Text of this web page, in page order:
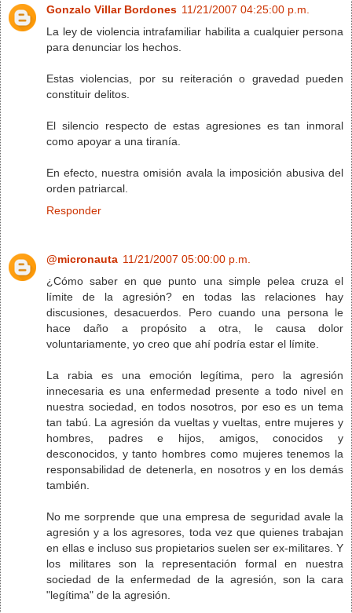
Gonzalo Villar Bordones 11/21/2007 04:25:00 p.m.
La ley de violencia intrafamiliar habilita a cualquier persona
para denunciar los hechos.
Estas violencias, por su reiteración o gravedad pueden
constituir delitos.
El silencio respecto de estas agresiones es tan inmoral
como apoyar a una tiranía.
En efecto, nuestra omisión avala la imposición abusiva del
orden patriarcal.
Responder
@micronauta 11/21/2007 05:00:00 p.m.
¿Cómo saber en que punto una simple pelea cruza el
límite de la agresión? en todas las relaciones hay
discusiones, desacuerdos. Pero cuando una persona le
hace daño a propósito a otra, le causa dolor
voluntariamente, yo creo que ahí podría estar el límite.
La rabia es una emoción legítima, pero la agresión
innecesaria es una enfermedad presente a todo nivel en
nuestra sociedad, en todos nosotros, por eso es un tema
tan tabú. La agresión da vueltas y vueltas, entre mujeres y
hombres, padres e hijos, amigos, conocidos y
desconocidos, y tanto hombres como mujeres tenemos la
responsabilidad de detenerla, en nosotros y en los demás
también.
No me sorprende que una empresa de seguridad avale la
agresión y a los agresores, toda vez que quienes trabajan
en ellas e incluso sus propietarios suelen ser ex-militares. Y
los militares son la representación formal en nuestra
sociedad de la enfermedad de la agresión, son la cara
"legítima" de la agresión.